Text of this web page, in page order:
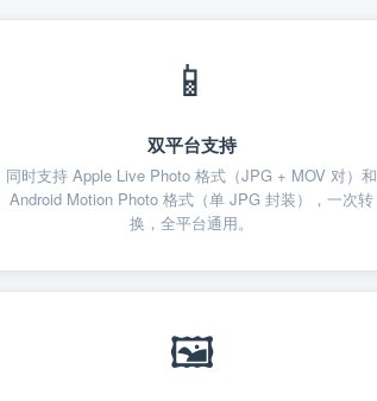
📱
双平台支持
同时支持 Apple Live Photo 格式（JPG + MOV 对）和
Android Motion Photo 格式（单 JPG 封装），一次转
换，全平台通用。
🖼️